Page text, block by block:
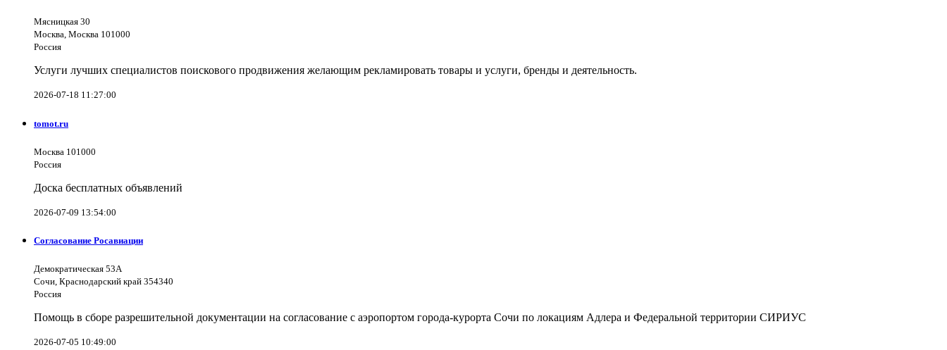
Мясницкая 30
Москва, Москва 101000
Россия
Услуги лучших специалистов поискового продвижения желающим рекламировать товары и услуги, бренды и деятельность.
2026-07-18 11:27:00
tomot.ru
Москва 101000
Россия
Доска бесплатных объявлений
2026-07-09 13:54:00
Согласование Росавиации
Демократическая 53А
Сочи, Краснодарский край 354340
Россия
Помощь в сборе разрешительной документации на согласование с аэропортом города-курорта Сочи по локациям Адлера и Федеральной территории СИРИУС
2026-07-05 10:49:00